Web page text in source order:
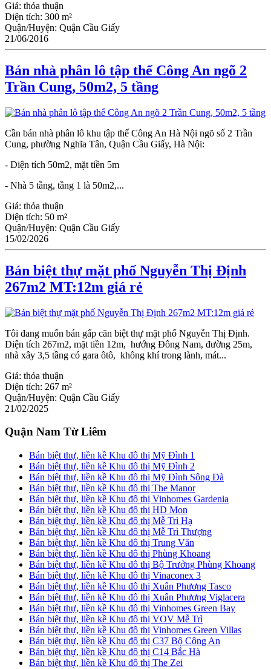
Giá: thỏa thuận
Diện tích: 300 m²
Quận/Huyện: Quận Cầu Giấy
21/06/2016
Bán nhà phân lô tập thể Công An ngõ 2
Trần Cung, 50m2, 5 tầng
Cần bán nhà phân lô khu tập thể Công An Hà Nội ngõ số 2 Trần
Cung, phường Nghĩa Tân, Quận Cầu Giấy, Hà Nội:
- Diện tích 50m2, mặt tiền 5m
- Nhà 5 tầng, tầng 1 là 50m2,...
Giá: thỏa thuận
Diện tích: 50 m²
Quận/Huyện: Quận Cầu Giấy
15/02/2026
Bán biệt thự mặt phố Nguyễn Thị Định
267m2 MT:12m giá rẻ
Tôi đang muốn bán gấp căn biệt thự mặt phố Nguyễn Thị Định.
Diện tích 267m2, mặt tiền 12m, hướng Đông Nam, đường 25m,
nhà xây 3,5 tầng có gara ôtô, không khí trong lành, mát...
Giá: thỏa thuận
Diện tích: 267 m²
Quận/Huyện: Quận Cầu Giấy
21/02/2025
Quận Nam Từ Liêm
Bán biệt thự, liền kề Khu đô thị Mỹ Đình 1
Bán biệt thự, liền kề Khu đô thị Mỹ Đình 2
Bán biệt thự, liền kề Khu đô thị Mỹ Đình Sông Đà
Bán biệt thự, liền kề Khu đô thị The Manor
Bán biệt thự, liền kề Khu đô thị Vinhomes Gardenia
Bán biệt thự, liền kề Khu đô thị HD Mon
Bán biệt thự, liền kề Khu đô thị Mễ Trì Hạ
Bán biệt thự, liền kề Khu đô thị Mễ Trì Thượng
Bán biệt thự, liền kề Khu đô thị Trung Văn
Bán biệt thự, liền kề Khu đô thị Phùng Khoang
Bán biệt thự, liền kề Khu đô thị Bộ Trưởng Phùng Khoang
Bán biệt thự, liền kề Khu đô thị Vinaconex 3
Bán biệt thự, liền kề Khu đô thị Xuân Phương Tasco
Bán biệt thự, liền kề Khu đô thị Xuân Phương Viglacera
Bán biệt thự, liền kề Khu đô thị Vinhomes Green Bay
Bán biệt thự, liền kề Khu đô thị VOV Mễ Trì
Bán biệt thự, liền kề Khu đô thị Vinhomes Green Villas
Bán biệt thự, liền kề Khu đô thị C37 Bộ Công An
Bán biệt thự, liền kề Khu đô thị C14 Bắc Hà
Bán biệt thự, liền kề Khu đô thị The Zei